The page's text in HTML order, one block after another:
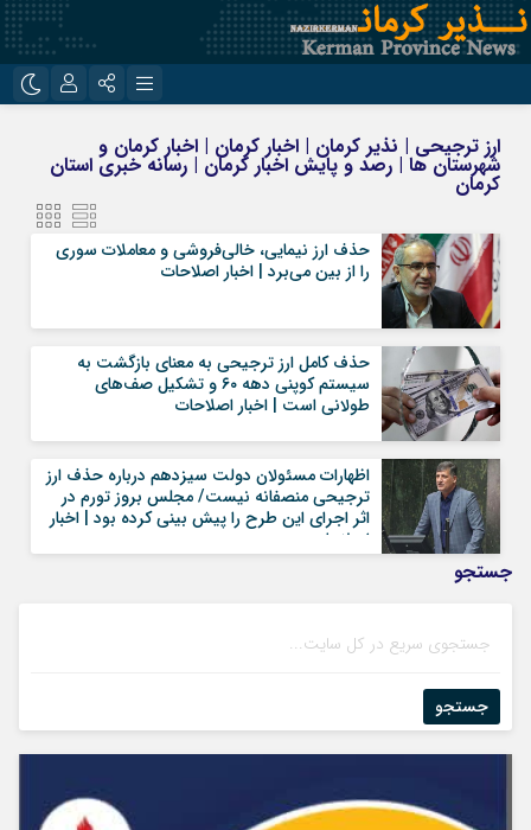
روبیکا
ایتا
مرا به خاطر بسپار
ارز ترجیحی | نذیر کرمان | اخبار کرمان | اخبار کرمان و
شهرستان ها | رصد و پایش اخبار کرمان | رسانه خبری استان
کرمان
حذف ارز نیمایی، خالی‌فروشی و معاملات سوری
را از بین می‌برد | اخبار اصلاحات
حذف کامل ارز ترجیحی به معنای بازگشت به
سیستم کوپنی دهه ۶۰ و تشکیل صف‌های
طولانی است | اخبار اصلاحات
اظهارات مسئولان دولت سیزدهم درباره حذف ارز
ترجیحی منصفانه نیست/ مجلس بروز تورم در
اثر اجرای این طرح را پیش بینی کرده بود | اخبار
اصلاحات
جستجو
جستجو